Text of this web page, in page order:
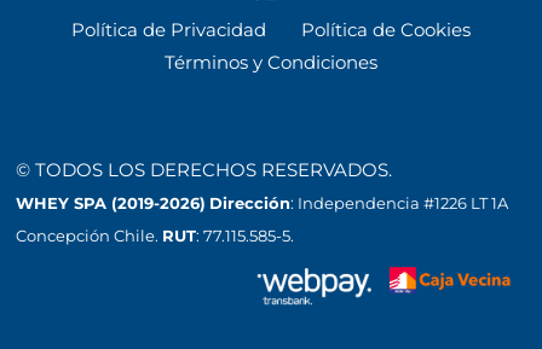
Política de Privacidad
Política de Cookies
Términos y Condiciones
© TODOS LOS DERECHOS RESERVADOS.
WHEY SPA (2019-2026) Dirección: Independencia #1226 LT 1A
Concepción Chile. RUT: 77.115.585-5.